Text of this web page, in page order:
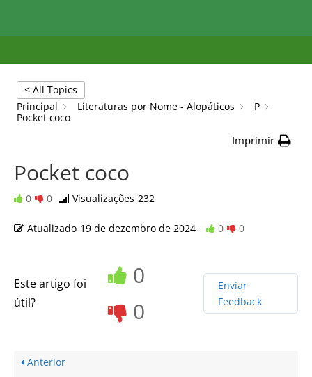
< All Topics
Principal
Literaturas por Nome - Alopáticos
P
Pocket coco
Imprimir
Pocket coco
0 0 Visualizações 232
Atualizado 19 de dezembro de 2024 0 0
Este artigo foi
útil?
0
0
Enviar
Feedback
Anterior